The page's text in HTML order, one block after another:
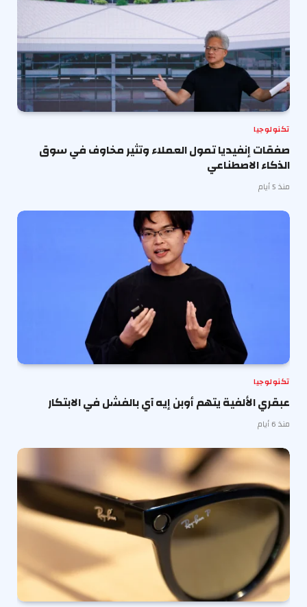
تكنولوجيا
صفقات إنفيديا تمول العملاء وتثير مخاوف في سوق
الذكاء الاصطناعي
منذ 5 أيام
تكنولوجيا
عبقري الألفية يتهم أوبن إيه آي بالفشل في الابتكار
منذ 6 أيام